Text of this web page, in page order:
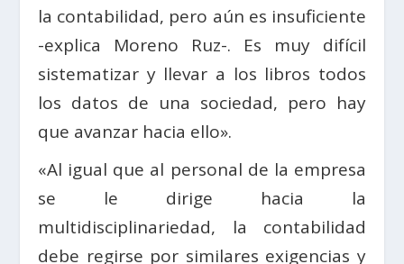
la contabilidad, pero aún es insuficiente
-explica Moreno Ruz-. Es muy difícil
sistematizar y llevar a los libros todos
los datos de una sociedad, pero hay
que avanzar hacia ello».
«Al igual que al personal de la empresa
se le dirige hacia la
multidisciplinariedad, la contabilidad
debe regirse por similares exigencias y